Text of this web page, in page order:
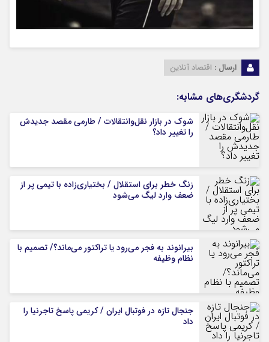
ارسال : اقتصاد آنلاین
گردشگری‌های مشابه:
شوک در بازار نقل‌وانتقالات / طارمی مقصد جدیدش
را تغییر داد؟
زنگ خطر برای استقلال / بختیاری‌زاده با تیمی پر از
ضعف وارد لیگ می‌شود
بیرانوند به فجر می‌رود یا تراکتور می‌ماند؟/ تصمیم با
نظام وظیفه
جنجال تازه در فوتبال ایران / کریمی پاسخ تاجرنیا را
داد